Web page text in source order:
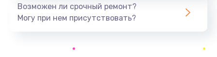
Заказать
Возможен ли срочный ремонт?
Могу при нем присутствовать?